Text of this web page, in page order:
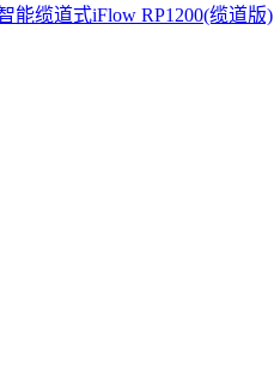
能缆道式iFlow RP1200(缆道版)